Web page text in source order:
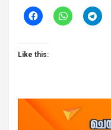
Like this: